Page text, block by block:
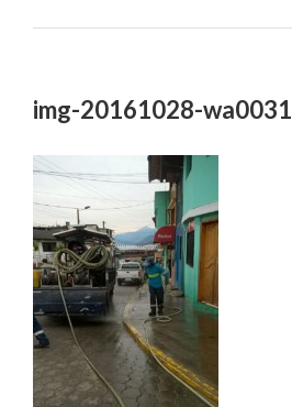
img-20161028-wa0031